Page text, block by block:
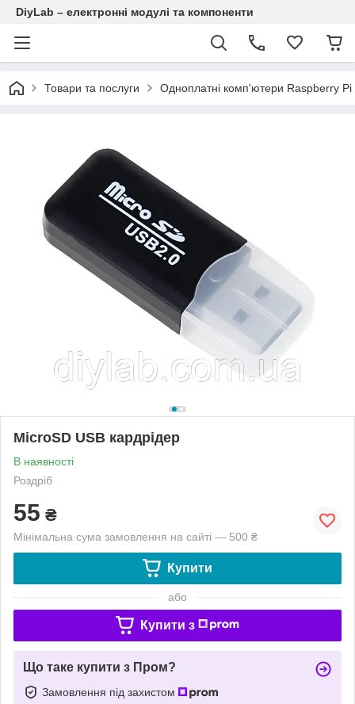
DiyLab – електронні модулі та компоненти
Товари та послуги Одноплатні комп'ютери Raspberry Pi
MicroSD USB кардрідер
В наявності
Роздріб
55 ₴
Мінімальна сума замовлення на сайті — 500 ₴
Купити
або
Купити з
Що таке купити з Пром?
Замовлення під захистом